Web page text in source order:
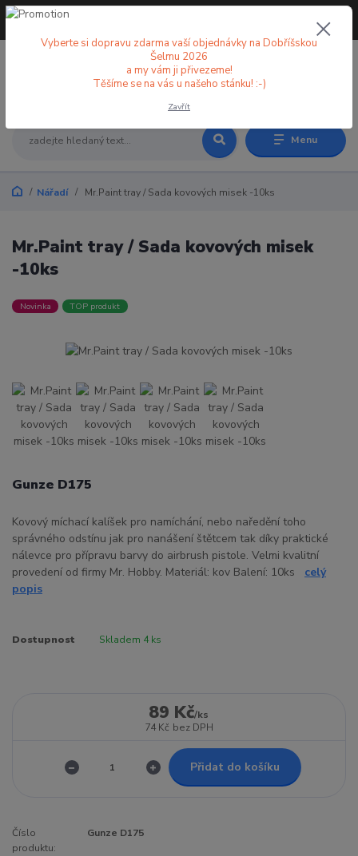
Menu
+420 773 998 582
Nářadí Mr.Paint tray / Sada kovových misek -10ks
Mr.Paint tray / Sada kovových misek
-10ks
Novinka TOP produkt
Gunze D175
Kovový míchací kalíšek pro namíchání, nebo naředění toho
správného odstínu jak pro nanášení štětcem tak díky praktické
nálevce pro přípravu barvy do airbrush pistole. Velmi kvalitní
provedení od firmy Mr. Hobby. Materiál: kov Balení: 10ks celý
popis
Dostupnost Skladem 4 ks
89 Kč/ks
74 Kč bez DPH
Přidat do košíku
Číslo
produktu:
Gunze D175
Vyberte si dopravu zdarma vaší objednávky na Dobříšskou
Šelmu 2026
a my vám ji přivezeme!
Těšíme se na vás u našeho stánku! :-)
Zavřít